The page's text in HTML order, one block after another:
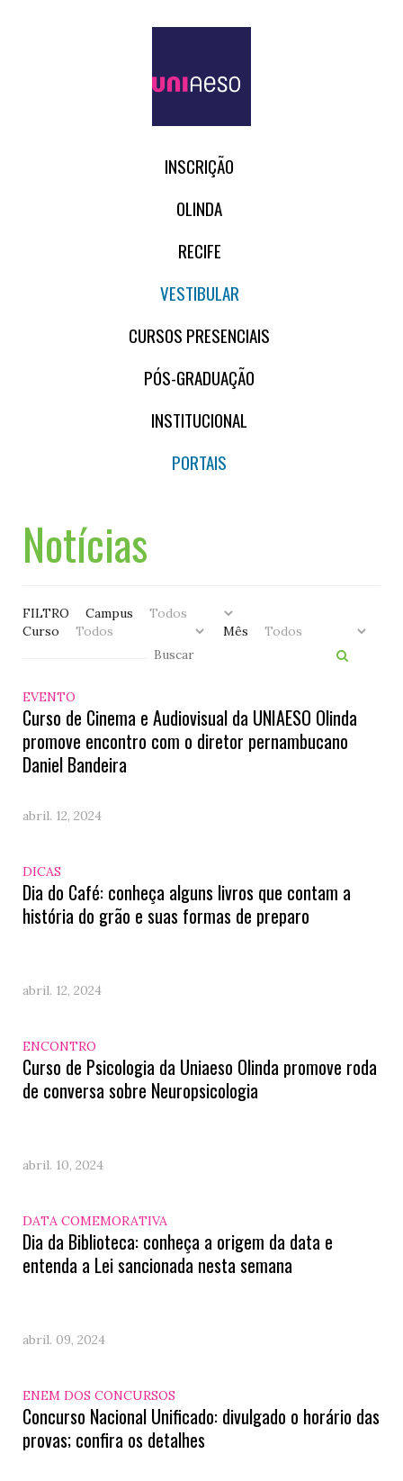
INSCRIÇÃO
OLINDA
RECIFE
VESTIBULAR
CURSOS PRESENCIAIS
PÓS-GRADUAÇÃO
INSTITUCIONAL
PORTAIS
Notícias
FILTRO
Campus
Curso
Mês
EVENTO
Curso de Cinema e Audiovisual da UNIAESO Olinda
promove encontro com o diretor pernambucano
Daniel Bandeira
abril. 12, 2024
DICAS
Dia do Café: conheça alguns livros que contam a
história do grão e suas formas de preparo
abril. 12, 2024
ENCONTRO
Curso de Psicologia da Uniaeso Olinda promove roda
de conversa sobre Neuropsicologia
abril. 10, 2024
DATA COMEMORATIVA
Dia da Biblioteca: conheça a origem da data e
entenda a Lei sancionada nesta semana
abril. 09, 2024
ENEM DOS CONCURSOS
Concurso Nacional Unificado: divulgado o horário das
provas; confira os detalhes